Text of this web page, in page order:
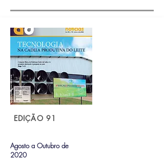
EDIÇÃO 91
Agosto a Outubro de
2020